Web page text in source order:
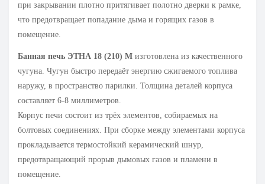
при закрывании плотно притягивает полотно дверки к рамке,
что предотвращает попадание дыма и горящих газов в
помещение.
Банная печь ЭТНА 18 (210) М изготовлена из качественного
чугуна. Чугун быстро передаёт энергию сжигаемого топлива
наружу, в пространство парилки. Толщина деталей корпуса
составляет 6-8 миллиметров.
Корпус печи состоит из трёх элементов, собираемых на
болтовых соединениях. При сборке между элементами корпуса
прокладывается термостойкий керамический шнур,
предотвращающий прорыв дымовых газов и пламени в
помещение.